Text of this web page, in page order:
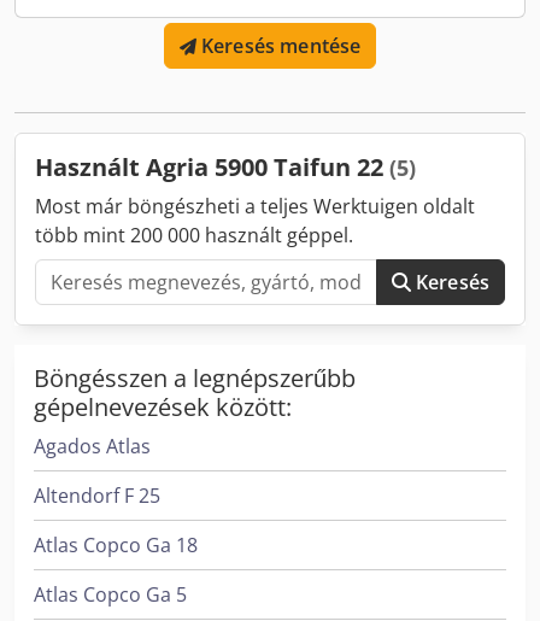
értékesítésre, visszavétel, garancia és szavatosság kizárt.
Crodpfx Aowzwftoqgef Nettó ár 7.555,- € // Bruttó ár 8.990,-
€ - Megtekintés / próbaüzem lehetséges - Országos
Keresés mentése
Használt Agria 5900 Taifun 22 (5)
Most már böngészheti a teljes Werktuigen oldalt
több mint 200 000 használt géppel.
Keresés
Böngésszen a legnépszerűbb
gépelnevezések között:
Agados Atlas
Altendorf F 25
Atlas Copco Ga 18
Atlas Copco Ga 5